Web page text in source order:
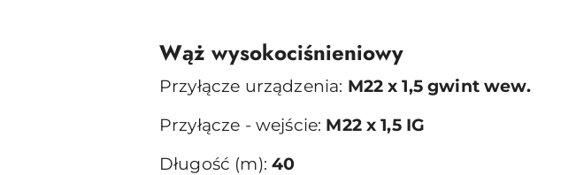
Wąż wysokociśnieniowy
Przyłącze urządzenia: M22 x 1,5 gwint wew.
Przyłącze - wejście: M22 x 1,5 IG
Długość (m):40